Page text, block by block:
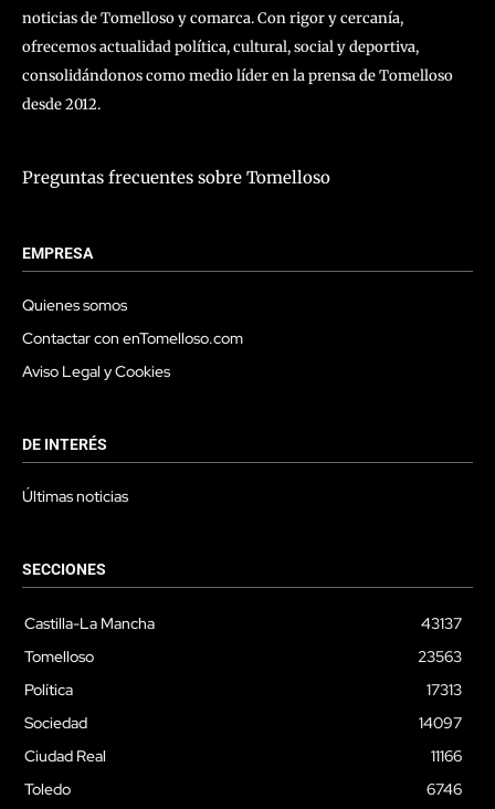
noticias de Tomelloso y comarca. Con rigor y cercanía,
ofrecemos actualidad política, cultural, social y deportiva,
consolidándonos como medio líder en la prensa de Tomelloso
desde 2012.
Preguntas frecuentes sobre Tomelloso
EMPRESA
Quienes somos
Contactar con enTomelloso.com
Aviso Legal y Cookies
DE INTERÉS
Últimas noticias
SECCIONES
Castilla-La Mancha
43137
Tomelloso
23563
Política
17313
Sociedad
14097
Ciudad Real
11166
Toledo
6746